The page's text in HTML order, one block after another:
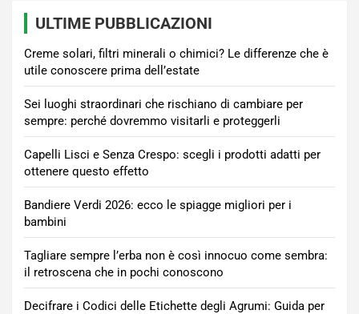
ULTIME PUBBLICAZIONI
Creme solari, filtri minerali o chimici? Le differenze che è
utile conoscere prima dell’estate
Sei luoghi straordinari che rischiano di cambiare per
sempre: perché dovremmo visitarli e proteggerli
Capelli Lisci e Senza Crespo: scegli i prodotti adatti per
ottenere questo effetto
Bandiere Verdi 2026: ecco le spiagge migliori per i
bambini
Tagliare sempre l’erba non è così innocuo come sembra:
il retroscena che in pochi conoscono
Decifrare i Codici delle Etichette degli Agrumi: Guida per